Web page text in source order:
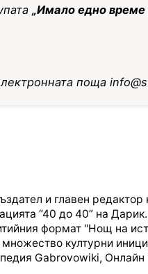
„Имало едно време
поща
и главен редактор
“40 до 40” на
формат "Нощ на
културни
Gabrovowiki,